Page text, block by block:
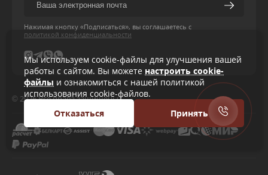
Нажимая кнопку «Подписаться», вы соглашаетесь с
политикой конфиденциальности
© 2026 Все права защищены
Мы используем cookie-файлы для улучшения вашей
работы с сайтом. Вы можете настроить cookie-
файлы и ознакомиться с нашей политикой
использования cookie-файлов.
Отказаться
Принять